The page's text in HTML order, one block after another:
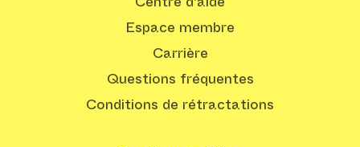
Espace membre
Carrière
Questions fréquentes
Conditions de rétractations